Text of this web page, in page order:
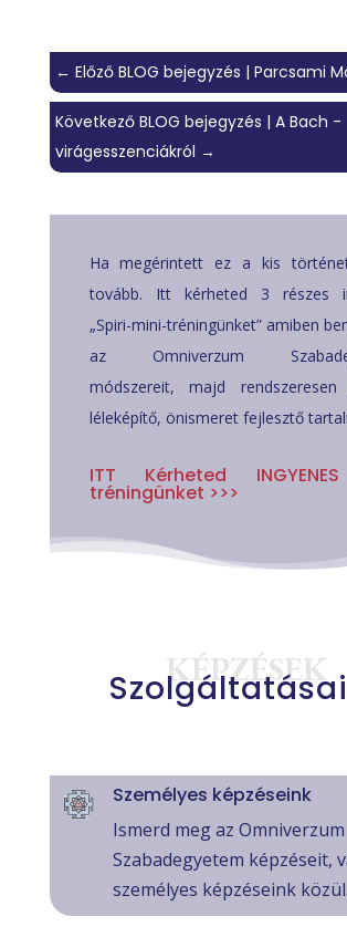
← Előző BLOG bejegyzés | Parcsami
Következő BLOG bejegyzés | A Bach -
virágesszenciákról →
Ha megérintett ez a kis
tovább. Itt kérheted 3 részes
„Spiri-mini-tréningünket” amiben
az Omniverzum
módszereit, majd rendszeresen
léleképítő, önismeret fejlesztő
ITT Kérheted
tréningünket >>>
KÉPZÉSEK
Személyes képzéseink
Ismerd meg az Omniverzum
Szabadegyetem képzéseit,
személyes képzéseink közül.